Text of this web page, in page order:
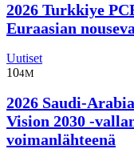
2026 Turkkiye
Euraasian
Uutiset
104M
2026 Saudi-
Vision 2030 -
voimanlähteenä